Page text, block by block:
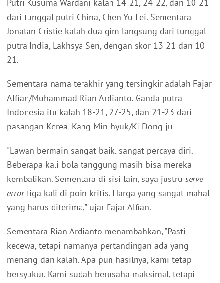
Putri Kusuma Wardani kalah 14-21, 24-22, dan 10-21
dari tunggal putri China, Chen Yu Fei. Sementara
Jonatan Cristie kalah dua gim langsung dari tunggal
putra India, Lakhsya Sen, dengan skor 13-21 dan 10-
21.
Sementara nama terakhir yang tersingkir adalah Fajar
Alfian/Muhammad Rian Ardianto. Ganda putra
Indonesia itu kalah 18-21, 27-25, dan 21-23 dari
pasangan Korea, Kang Min-hyuk/Ki Dong-ju.
"Lawan bermain sangat baik, sangat percaya diri.
Beberapa kali bola tanggung masih bisa mereka
kembalikan. Sementara di sisi lain, saya justru serve
errortiga kali di poin kritis. Harga yang sangat mahal
yang harus diterima," ujar Fajar Alfian.
Sementara Rian Ardianto menambahkan, "Pasti
kecewa, tetapi namanya pertandingan ada yang
menang dan kalah. Apa pun hasilnya, kami tetap
bersyukur. Kami sudah berusaha maksimal, tetapi